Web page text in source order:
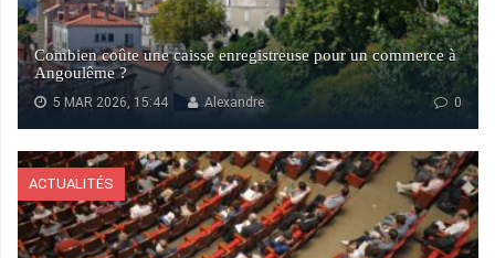
Combien coûte une caisse enregistreuse pour un commerce à
Angoulême ?
5 MAR 2026, 15:44 0
Alexandre
ACTUALITÉS